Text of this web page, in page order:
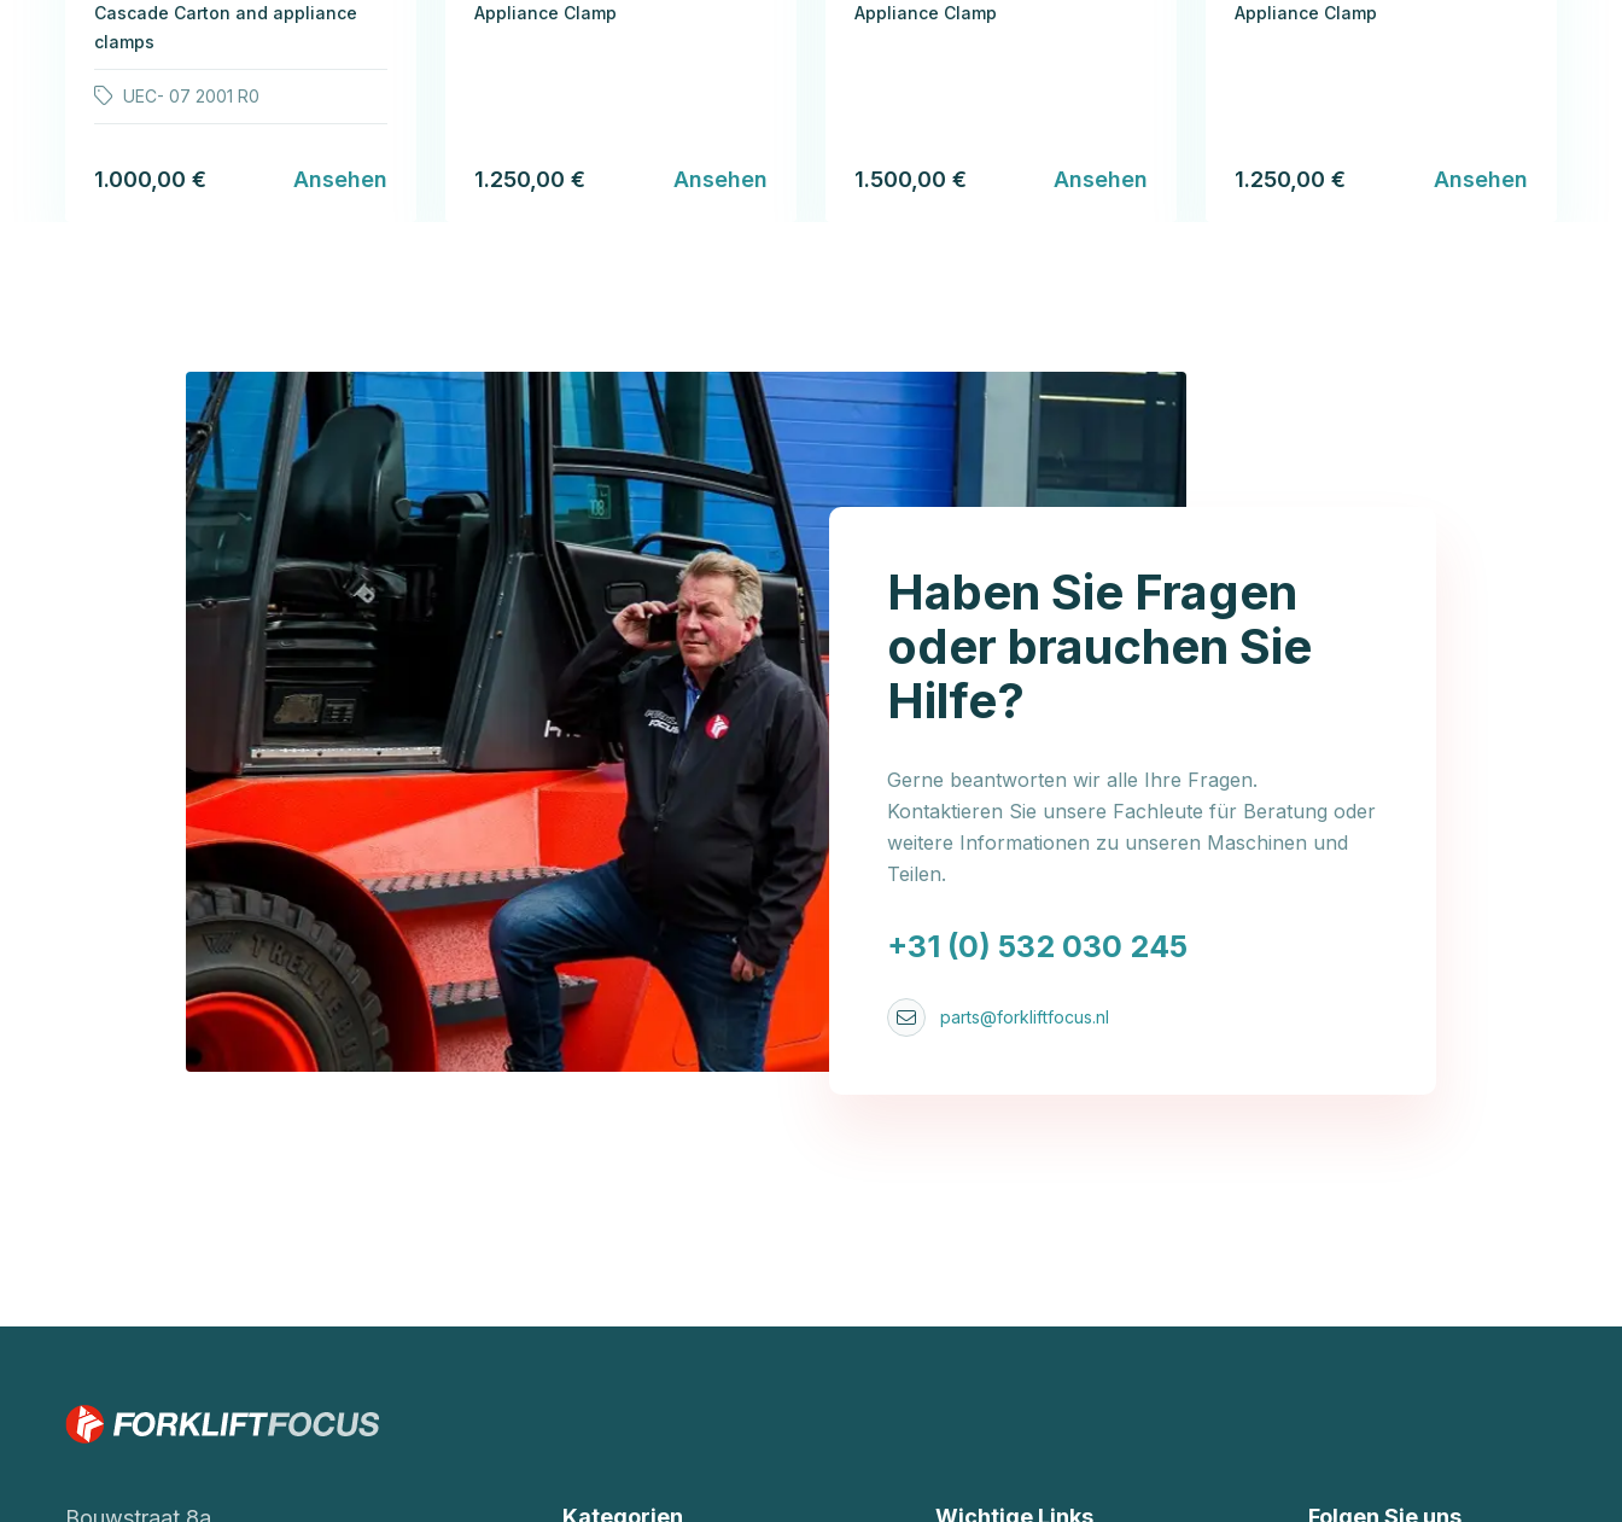
Cascade Carton and appliance
clamps
UEC- 07 2001 R0
1.000,00 € Ansehen
Appliance Clamp
1.250,00 € Ansehen
Appliance Clamp
1.500,00 € Ansehen
Appliance Clamp
1.250,00 € Ansehen
Haben Sie Fragen
oder brauchen Sie
Hilfe?
Gerne beantworten wir alle Ihre Fragen.
Kontaktieren Sie unsere Fachleute für Beratung oder
weitere Informationen zu unseren Maschinen und
Teilen.
+31 (0) 532 030 245
parts@forkliftfocus.nl
Kategorien Wichtige Links Folgen Sie uns